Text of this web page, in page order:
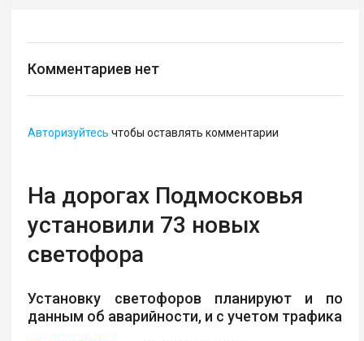
Комментариев нет
Авторизуйтесь чтобы оставлять комментарии
На дорогах Подмосковья
установили 73 новых
светофора
Установку светофоров планируют и по
данным об аварийности, и с учетом трафика